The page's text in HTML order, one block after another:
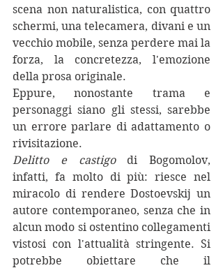
scena non naturalistica, con quattro
schermi, una telecamera, divani e un
vecchio mobile, senza perdere mai la
forza, la concretezza, l'emozione
della prosa originale.
Eppure, nonostante trama e
personaggi siano gli stessi, sarebbe
un errore parlare di adattamento o
rivisitazione.
Delitto e castigo di Bogomolov,
infatti, fa molto di più: riesce nel
miracolo di rendere Dostoevskij un
autore contemporaneo, senza che in
alcun modo si ostentino collegamenti
vistosi con l'attualità stringente. Si
potrebbe obiettare che il